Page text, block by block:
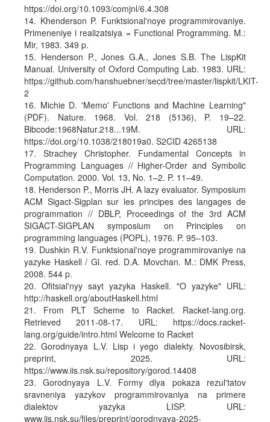
https://doi.org/10.1093/comjnl/6.4.308
14. Khenderson P. Funktsional'noye programmirovaniye.
Primeneniye i realizatsiya = Functional Programming. M.:
Mir, 1983. 349 p.
15. Henderson P., Jones G.A., Jones S.B. The LispKit
Manual. University of Oxford Computing Lab. 1983. URL:
https://github.com/hanshuebner/secd/tree/master/lispkit/LKIT-
2
16. Michie D. 'Memo' Functions and Machine Learning"
(PDF). Nature. 1968. Vol. 218 (5136), P. 19–22.
Bibcode:1968Natur.218...19M. URL:
https://doi.org/10.1038/218019a0. S2CID 4265138
17. Strachey Christopher. Fundamental Concepts in
Programming Languages // Higher-Order and Symbolic
Computation. 2000. Vol. 13, No. 1–2. P. 11–49.
18. Henderson P., Morris JH. A lazy evaluator. Symposium
ACM Sigact-Sigplan sur les principes des langages de
programmation // DBLP, Proceedings of the 3rd ACM
SIGACT-SIGPLAN symposium on Principles on
programming languages (POPL), 1976. P. 95–103.
19. Dushkin R.V. Funktsional'noye programmirovaniye na
yazyke Haskell / Gl. red. D.A. Movchan. M.: DMK Press,
2008. 544 p.
20. Ofitsial'nyy sayt yazyka Haskell. "O yazyke" URL:
http://haskell.org/aboutHaskell.html
21. From PLT Scheme to Racket. Racket-lang.org.
Retrieved 2011-08-17. URL: https://docs.racket-
lang.org/guide/intro.html Welcome to Racket
22. Gorodnyaya L.V. Lisp i yego dialekty. Novosibirsk,
preprint, 2025. URL:
https://www.iis.nsk.su/repository/gorod.14408
23. Gorodnyaya L.V. Formy dlya pokaza rezul'tatov
sravneniya yazykov programmirovaniya na primere
dialektov yazyka LISP. URL:
www.iis.nsk.su/files/preprint/gorodnyaya-2025-